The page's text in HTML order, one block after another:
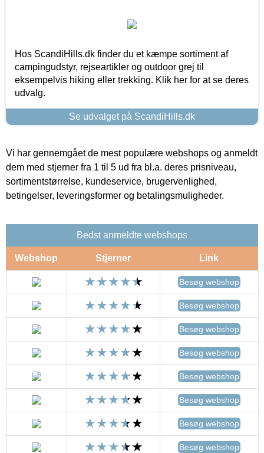
Hos ScandiHills.dk finder du et kæmpe sortiment af
campingudstyr, rejseartikler og outdoor grej til
eksempelvis hiking eller trekking. Klik her for at se deres
udvalg.
Se udvalget på ScandiHills.dk
Vi har gennemgået de mest populære webshops og anmeldt
dem med stjerner fra 1 til 5 ud fra bl.a. deres prisniveau,
sortimentstørrelse, kundeservice, brugervenlighed,
betingelser, leveringsformer og betalingsmuligheder.
Bedst anmeldte webshops
Webshop Stjerner Link
Besøg webshop
Besøg webshop
Besøg webshop
Besøg webshop
Besøg webshop
Besøg webshop
Besøg webshop
Besøg webshop